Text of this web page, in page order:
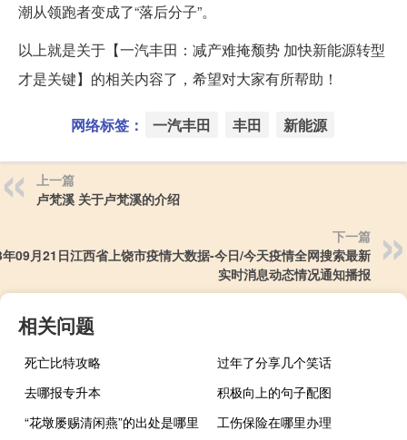
潮从领跑者变成了“落后分子”。
以上就是关于【一汽丰田：减产难掩颓势 加快新能源转型
才是关键】的相关内容了，希望对大家有所帮助！
网络标签： 一汽丰田 丰田 新能源
上一篇
卢梵溪 关于卢梵溪的介绍
下一篇
09月21日江西省上饶市疫情大数据-今日/今天疫情全网搜索最新
实时消息动态情况通知播报
相关问题
死亡比特攻略
过年了分享几个笑话
去哪报专升本
积极向上的句子配图
“花墩屡赐清闲燕”的出处是哪里
工伤保险在哪里办理